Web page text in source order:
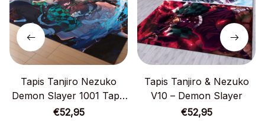
Tapis Tanjiro Nezuko
Demon Slayer 1001 Tapis
Chambre
€52,95
Tapis Tanjiro & Nezuko
V10 – Demon Slayer
€52,95